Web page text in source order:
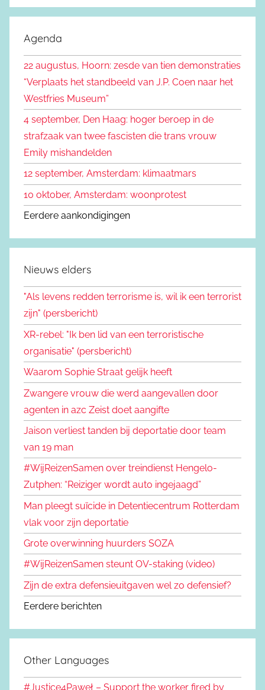
e
e
n
r
:
o
e
n
Agenda
22 augustus, Hoorn: zesde van tien demonstraties
“Verplaats het standbeeld van J.P. Coen naar het
Westfries Museum”
4 september, Den Haag: hoger beroep in de
strafzaak van twee fascisten die trans vrouw
Emily mishandelden
12 september, Amsterdam: klimaatmars
10 oktober, Amsterdam: woonprotest
Eerdere aankondigingen
Nieuws elders
"Als levens redden terrorisme is, wil ik een terrorist
zijn" (persbericht)
XR-rebel: "Ik ben lid van een terroristische
organisatie" (persbericht)
Waarom Sophie Straat gelijk heeft
Zwangere vrouw die werd aangevallen door
agenten in azc Zeist doet aangifte
Jaison verliest tanden bij deportatie door team
van 19 man
#WijReizenSamen over treindienst Hengelo-
Zutphen: “Reiziger wordt auto ingejaagd”
Man pleegt suïcide in Detentiecentrum Rotterdam
vlak voor zijn deportatie
Grote overwinning huurders SOZA
#WijReizenSamen steunt OV-staking (video)
Zijn de extra defensieuitgaven wel zo defensief?
Eerdere berichten
Other Languages
#Justice4Paweł – Support the worker fired by